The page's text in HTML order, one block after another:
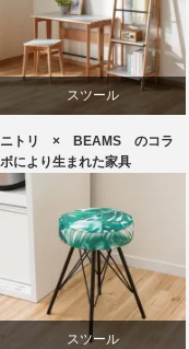
スツール
ニトリ
ビーチ
ブランディング
椅子
ニトリ × BEAMS のコラ
ボにより生まれた家具
スツール